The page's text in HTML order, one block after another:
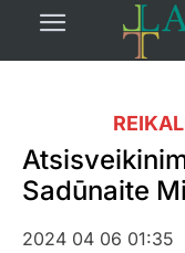
Sadūnaite
2024 04 06 01:35